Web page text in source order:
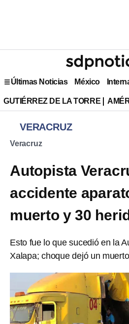
Últimas Noticias México
GUTIÉRREZ DE LA TORRE
VERACRUZ
Veracruz
Autopista
accidente
muerto y 30
Esto fue lo que sucedió en la
Xalapa; choque dejó un